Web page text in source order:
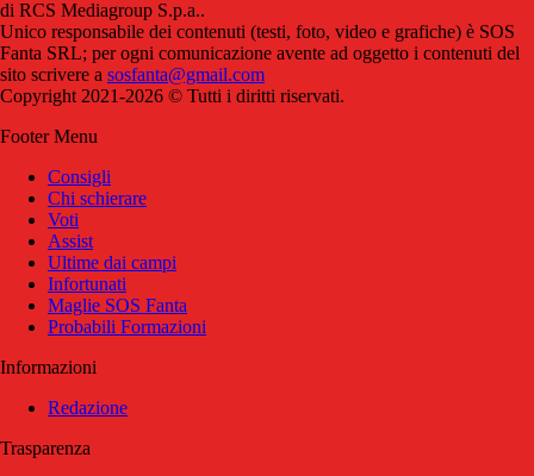
di RCS Mediagroup S.p.a..
Unico responsabile dei contenuti (testi, foto, video e grafiche) è SOS
Fanta SRL; per ogni comunicazione avente ad oggetto i contenuti del
sito scrivere a sosfanta@gmail.com
Copyright 2021-2026 © Tutti i diritti riservati.
Footer Menu
Consigli
Chi schierare
Voti
Assist
Ultime dai campi
Infortunati
Maglie SOS Fanta
Probabili Formazioni
Informazioni
Redazione
Trasparenza